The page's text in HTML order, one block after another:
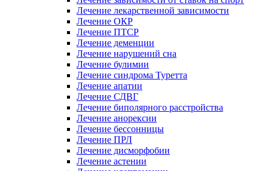
Лечение лекарственной зависимости
Лечение ОКР
Лечение ПТСР
Лечение деменции
Лечение нарушений сна
Лечение булимии
Лечение синдрома Туретта
Лечение апатии
Лечение СДВГ
Лечение биполярного расстройства
Лечение анорексии
Лечение бессонницы
Лечение ПРЛ
Лечение дисморфобии
Лечение астении